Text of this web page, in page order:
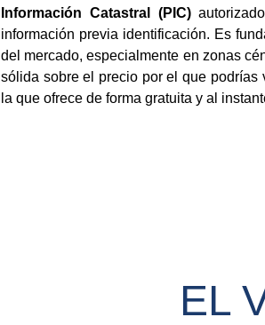
Información Catastral (PIC)
información previa identificación. Es
del mercado, especialmente en zonas
sólida sobre el precio por el que podrías
la que ofrece de forma gratuita y al
EL